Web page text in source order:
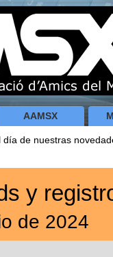
AAMSX
de nuestras
y
de 2024